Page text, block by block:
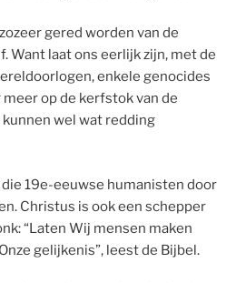
gered worden van de
Want laat ons eerlijk zijn, met de
enkele genocides
op de kerfstok van de
wel wat redding
19e-eeuwse humanisten door
Christus is ook een schepper
“Laten Wij mensen maken
gelijkenis”, leest de Bijbel.